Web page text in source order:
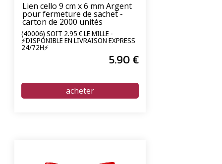
Lien cello 9 cm x 6 mm Argent
pour fermeture de sachet -
carton de 2000 unités
(40006) SOIT 2.95 € LE MILLE -
⚡DISPONIBLE EN LIVRAISON EXPRESS
24/72H⚡
5.90€